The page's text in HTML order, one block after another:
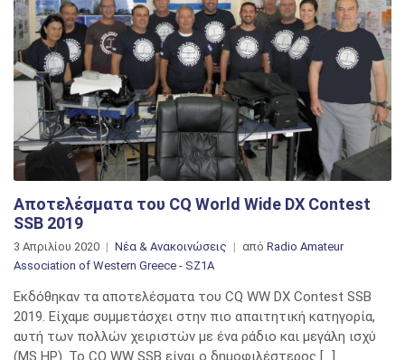
Αποτελέσματα του CQ World Wide DX Contest
SSB 2019
3 Απριλίου 2020 Νέα & Ανακοινώσεις από Radio Amateur
Association of Western Greece - SZ1A
Εκδόθηκαν τα αποτελέσματα του CQ WW DX Contest SSB
2019. Είχαμε συμμετάσχει στην πιο απαιτητική κατηγορία,
αυτή των πολλών χειριστών με ένα ράδιο και μεγάλη ισχύ
(MS HP). Το CQ WW SSB είναι ο δημοφιλέστερος […]